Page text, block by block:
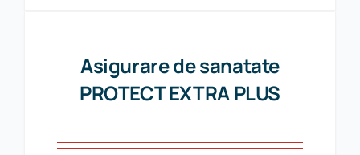
Asigurare de sanatate
PROTECT EXTRA PLUS